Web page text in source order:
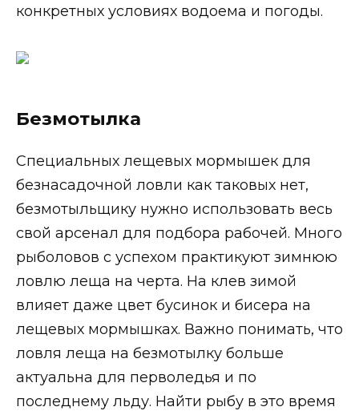
конкретных условиях водоема и погоды.
Безмотылка
Специальных лещевых мормышек для
безнасадочной ловли как таковых нет,
безмотыльщику нужно использовать весь
свой арсенал для подбора рабочей. Много
рыболовов с успехом практикуют зимнюю
ловлю леща на черта. На клев зимой
влияет даже цвет бусинок и бисера на
лещевых мормышках. Важно понимать, что
ловля леща на безмотылку больше
актуальна для перволедья и по
последнему льду. Найти рыбу в это время